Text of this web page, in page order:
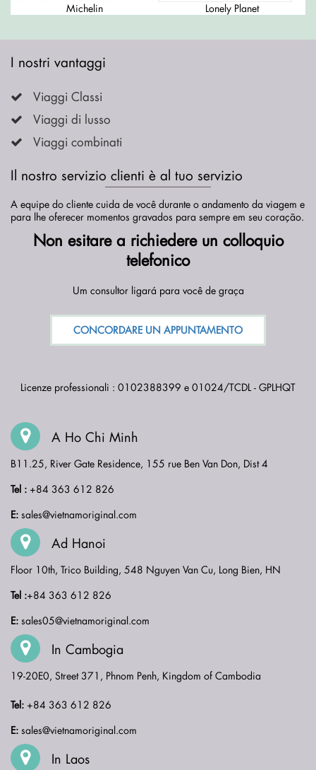
Michelin Lonely Planet
I nostri vantaggi
Viaggi Classi
Viaggi di lusso
Viaggi combinati
Il nostro servizio clienti è al tuo servizio
A equipe do cliente cuida de você durante o andamento da viagem e
para lhe oferecer momentos gravados para sempre em seu coração.
Non esitare a richiedere un colloquio
telefonico
Um consultor ligará para você de graça
CONCORDARE UN APPUNTAMENTO
Licenze professionali : 0102388399 e 01024/TCDL - GPLHQT
A Ho Chi Minh
B11.25, River Gate Residence, 155 rue Ben Van Don, Dist 4
Tel : +84 363 612 826
E: sales@vietnamoriginal.com
Ad Hanoi
Floor 10th, Trico Building, 548 Nguyen Van Cu, Long Bien, HN
Tel :+84 363 612 826
E: sales05@vietnamoriginal.com
In Cambogia
19-20E0, Street 371, Phnom Penh, Kingdom of Cambodia
Tel: +84 363 612 826
E: sales@vietnamoriginal.com
In Laos